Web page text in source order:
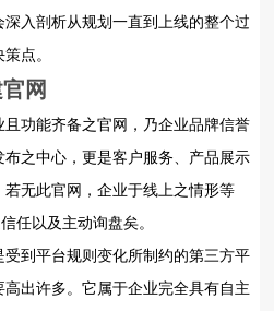
入剖析从规划一直到上线的整个过
点。
网
功能齐备之官网，乃企业品牌信誉
之中心，更是客户服务、产品展示
无此官网，企业于线上之情形等
任以及主动询盘矣。
到平台规则变化所制约的第三方平
出许多。它属于企业完全具有自主